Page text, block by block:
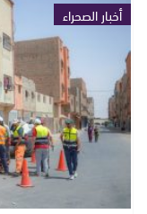
أخبار الصحراء